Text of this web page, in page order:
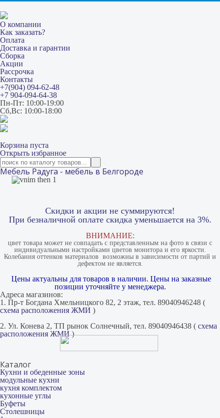
О компании
Как заказать?
Оплата
Доставка и гарантии
Сборка
Акции
Рассрочка
Контакты
+7(904) 094-62-48
+7 904-094-64-38
Пн-Пт: 10:00-19:00
Сб,Вс: 10:00-18:00
Корзина пуста
Открыть избранное
Мебель Радуга - мебель в Белгороде
Скидки и акции не суммируются!
При безналичной оплате скидка уменьшается на 3%.
ВНИМАНИЕ:
цвет товара может не совпадать с представленным на фото в связи с
индивидуальными настройками цветов монитора и его яркости.
Колебания оттенков материалов​ ​ возможны в зависимости от партий и
дефектом не является.
Цены актуальны для товаров в наличии. Цены на заказные
позиции уточняйте у менеджера.
Адреса магазинов:
1. Пр-т Богдана Хмельницкого 82, 2 этаж, тел. 89040946248 (
схема расположения ЖМИ )
2. Ул. Конева 2, ТП рынок Солнечный, тел. 89040946438 ( схема
расположения ЖМИ)
Каталог
Кухни и обеденные зоны
модульные кухни
кухня комплектом
кухонные углы
Буфеты
Столешницы